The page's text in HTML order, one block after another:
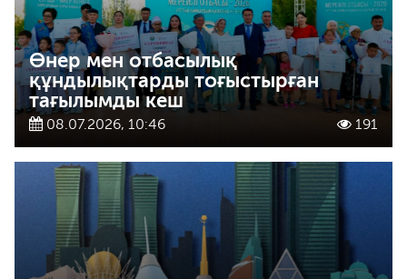
Өнер мен отбасылық
құндылықтарды тоғыстырған
тағылымды кеш
08.07.2026, 10:46 191